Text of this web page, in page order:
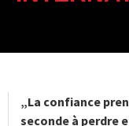
„La confiance
seconde à perdre